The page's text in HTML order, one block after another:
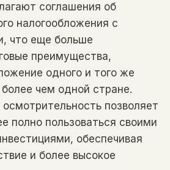
соглашения об
налогообложения с
что еще больше
преимущества,
одного и того же
чем одной стране.
позволяет
полно пользоваться своими
обеспечивая
и более высокое